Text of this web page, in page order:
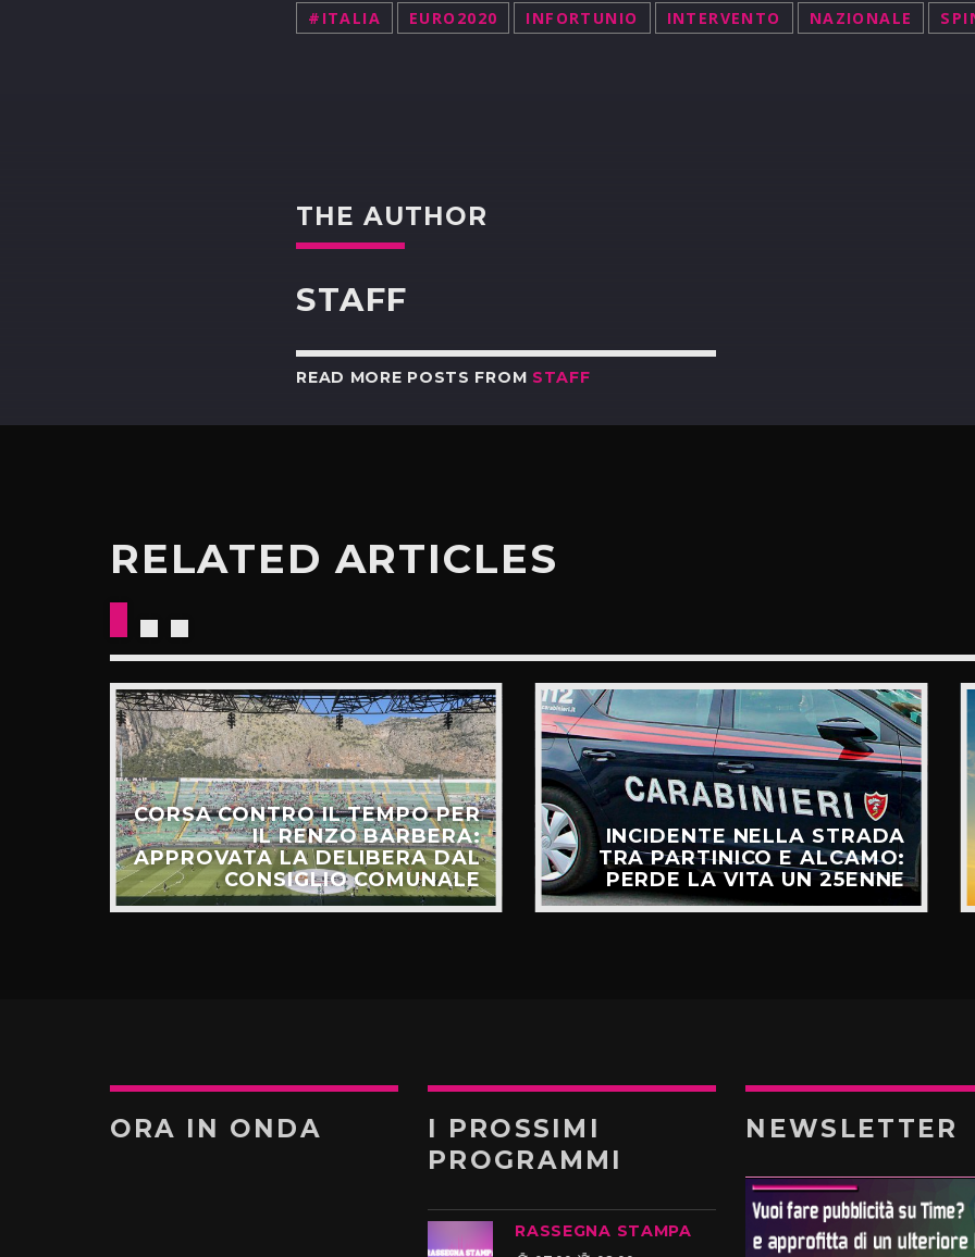
#ITALIA EURO2020 INFORTUNIO INTERVENTO NAZIONALE
THE AUTHOR
STAFF
READ MORE POSTS FROM STAFF
RELATED ARTICLES
CORSA CONTRO IL TEMPO PER
IL RENZO BARBERA:
APPROVATA LA DELIBERA DAL
CONSIGLIO COMUNALE
INCIDENTE NELLA STRADA
TRA PARTINICO E ALCAMO:
PERDE LA VITA UN 25ENNE
ORA IN ONDA
I PROSSIMI
PROGRAMMI
RASSEGNA STAMPA
NEWSLETTER